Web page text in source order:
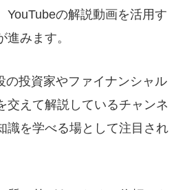
YouTubeの解説動画を活用す
みます。
の投資家やファイナンシャル
交えて解説しているチャンネ
識を学べる場として注目され